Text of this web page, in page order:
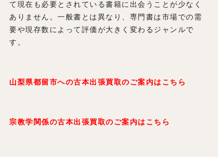
て現在も必要とされている書籍に出会うことが少なく
ありません。一般書とは異なり、専門書は市場での需
要や現存数によって評価が大きく変わるジャンルで
す。
山梨県都留市への古本出張買取のご案内はこちら
宗教学関係の古本出張買取のご案内はこちら